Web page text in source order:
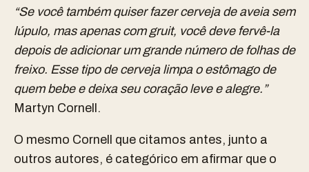
“Se você também quiser fazer cerveja de aveia sem
lúpulo, mas apenas com gruit, você deve fervê-la
depois de adicionar um grande número de folhas de
freixo. Esse tipo de cerveja limpa o estômago de
quem bebe e deixa seu coração leve e alegre.”
Martyn Cornell.
O mesmo Cornell que citamos antes, junto a
outros autores, é categórico em afirmar que o